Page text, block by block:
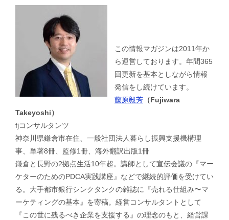
この情報マガジンは2011年か
ら運営しております。年間365
回更新を基本としながら情報
発信をし続けています。
藤原毅芳 （Fujiwara
Takeyoshi）
fjコンサルタンツ
神奈川県鎌倉市在住、一般社団法人暮らし振興支援機構理
事、単著8冊、監修1冊、海外翻訳出版1冊
鎌倉と長野の2拠点生活10年超。講師として宣伝会議の『マー
ケターのためのPDCA実践講座』などで継続的評価を受けてい
る。大手都市銀行シンクタンクの雑誌に『売れる仕組み〜マ
ーケティングの基本』を寄稿。経営コンサルタントとして
『この世に残るべき企業を支援する』の理念のもと、経営課